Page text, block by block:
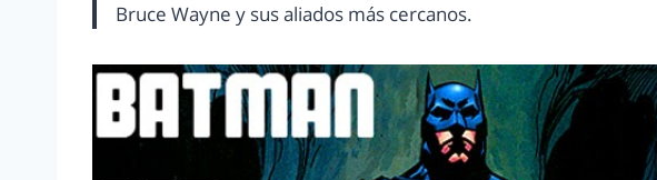
Bruce Wayne y sus aliados más cercanos.